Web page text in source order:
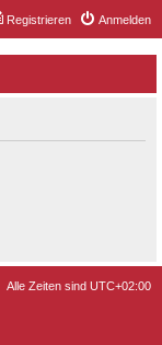
Anmelden
Registrieren
Alle Zeiten sind UTC+02:00